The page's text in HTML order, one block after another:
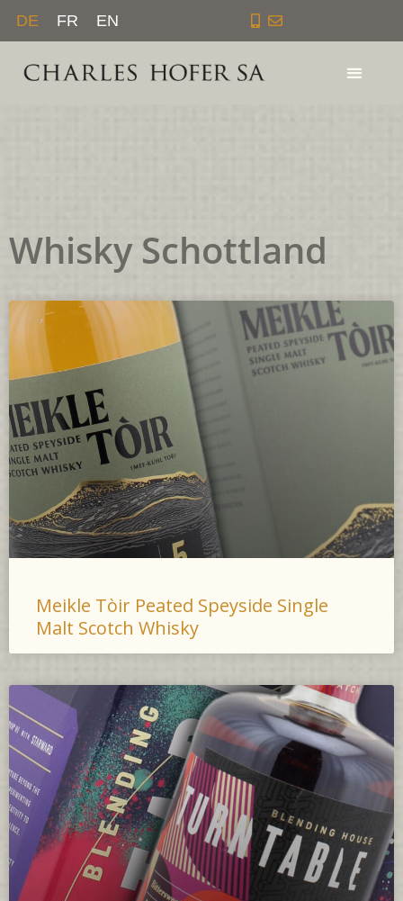
Zum
springen
DE FR EN
Whisky Schottland
Meikle Tòir Peated Speyside Single
Malt Scotch Whisky
Seite Seite